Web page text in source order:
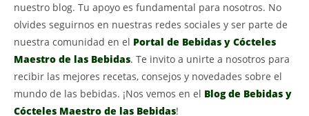
nuestro blog. Tu apoyo es fundamental para nosotros. No
olvides seguirnos en nuestras redes sociales y ser parte de
nuestra comunidad en el Portal de Bebidas y Cócteles
Maestro de las Bebidas. Te invito a unirte a nosotros para
recibir las mejores recetas, consejos y novedades sobre el
mundo de las bebidas. ¡Nos vemos en el Blog de Bebidas y
Cócteles Maestro de las Bebidas!